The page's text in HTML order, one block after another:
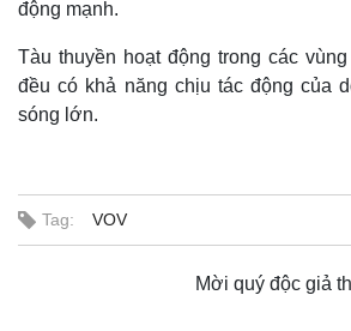
Ảnh
E-
động mạnh.
Tàu thuyền hoạt động trong các
đều có khả năng chịu tác động của
sóng lớn.
Tag: VOV
Mời quý độc giả